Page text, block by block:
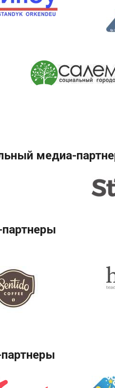
медиа-